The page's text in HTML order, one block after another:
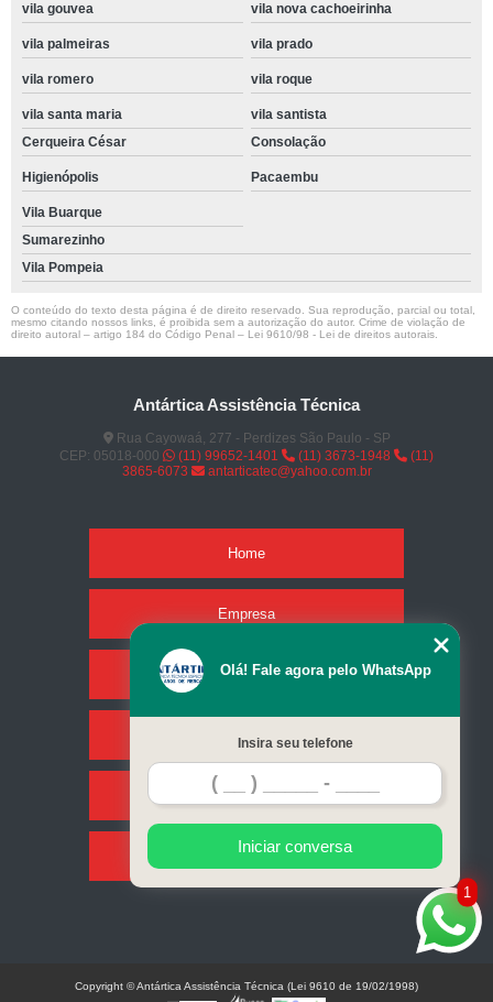
vila gouvea vila nova cachoeirinha
vila palmeiras vila prado
vila romero vila roque
vila santa maria
vila santista
Cerqueira César
Consolação
Higienópolis Pacaembu
Vila Buarque
Sumarezinho
Vila Pompeia
O conteúdo do texto desta página é de direito reservado. Sua reprodução, parcial ou total,
mesmo citando nossos links, é proibida sem a autorização do autor. Crime de violação de
direito autoral – artigo 184 do Código Penal – Lei 9610/98 - Lei de direitos autorais
Antártica Assistência Técnica
Rua Cayowaá, 277 - Perdizes São Paulo - SP
CEP: 05018-000
(11) 99652-1401 (11) 3673-1948
(11)
3865-6073
antarticatec@yahoo.com.br
Home
Empresa
Missão
Serviços
Contato
Mapa do site
1
Olá! Fale agora pelo WhatsApp
Insira seu telefone
Iniciar conversa
Copyright © Antártica Assistência Técnica (Lei 9610 de 19/02/1998)